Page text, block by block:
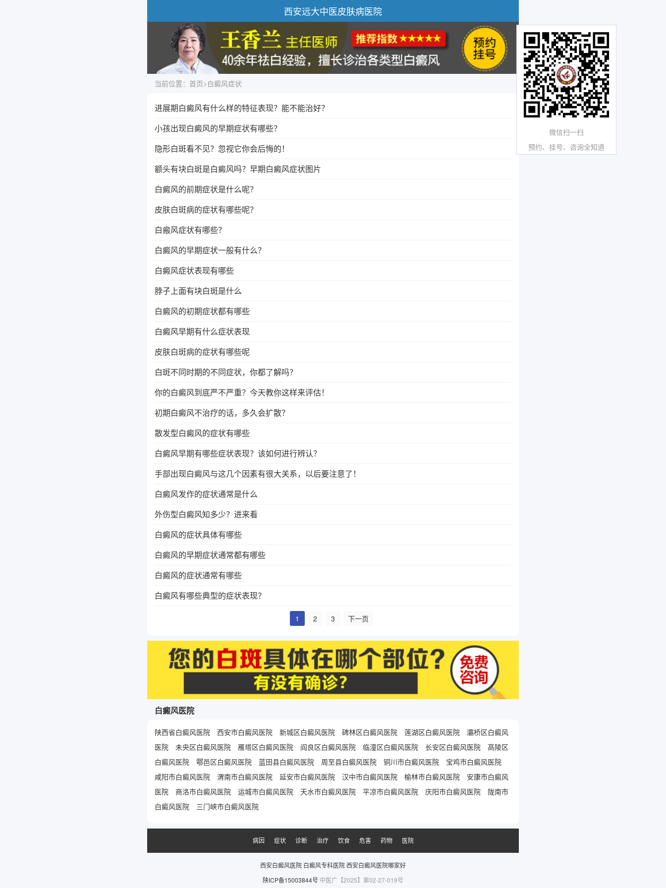
西安远大中医皮肤病医院
当前位置： 首页>白癜风症状
进展期白癜风有什么样的特征表现？能不能治好？
小孩出现白癜风的早期症状有哪些？
隐形白斑看不见？忽视它你会后悔的！
额头有块白斑是白癜风吗？早期白癜风症状图片
白癜风的前期症状是什么呢？
皮肤白斑病的症状有哪些呢？
白瘢风症状有哪些？
白癜风的早期症状一般有什么？
白癜风症状表现有哪些
脖子上面有块白斑是什么
白癜风的初期症状都有哪些
白癜风早期有什么症状表现
皮肤白斑病的症状有哪些呢
白斑不同时期的不同症状，你都了解吗？
你的白癜风到底严不严重？今天教你这样来评估！
初期白癜风不治疗的话，多久会扩散？
散发型白癜风的症状有哪些
白癜风早期有哪些症状表现？该如何进行辨认？
手部出现白癜风与这几个因素有很大关系，以后要注意了！
白癜风发作的症状通常是什么
外伤型白癜风知多少？进来看
白癜风的症状具体有哪些
白癜风的早期症状通常都有哪些
白癜风的症状通常有哪些
白癜风有哪些典型的症状表现？
1 2 3 下一页
白癜风医院
陕西省白癜风医院 西安市白癜风医院 新城区白癜风医院 碑林区白癜风医院 莲湖区白癜风医院
灞桥区白癜风
医院
未央区白癜风医院 雁塔区白癜风医院 阎良区白癜风医院 临潼区白癜风医院 长安区白癜风医院
高陵区
白癜风医院
鄠邑区白癜风医院 蓝田县白癜风医院 周至县白癜风医院 铜川市白癜风医院
宝鸡市白癜风医院
咸阳市白癜风医院
渭南市白癜风医院 延安市白癜风医院 汉中市白癜风医院 榆林市白癜风医院
安康市白癜风
医院
商洛市白癜风医院 运城市白癜风医院 天水市白癜风医院 平凉市白癜风医院 庆阳市白癜风医院
陇南市
白癜风医院
三门峡市白癜风医院
病因 症状 诊断 治疗 饮食 危害 药物 医院
西安白癜风医院 白癜风专科医院西安白癜风医院哪家好
陕ICP备15003844号 中医广【2025】第02-27-019号
微信扫一扫
预约、挂号、咨询全知道